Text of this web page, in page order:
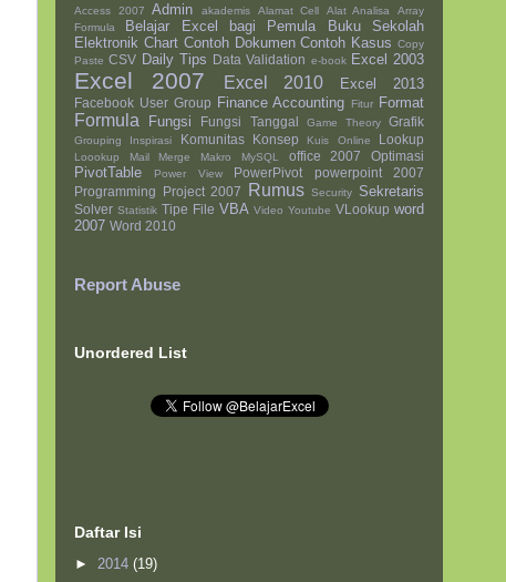
Access 2007 Admin akademis Alamat Cell Alat Analisa
Array
Formula
Belajar Excel bagi Pemula
Buku Sekolah
Elektronik Chart Contoh Dokumen Contoh Kasus Copy
Paste CSV Daily Tips Data Validation e-book Excel 2003
Excel 2007 Excel 2010 Excel 2013
Facebook User Group Finance Accounting Fitur Format
Formula Fungsi Fungsi Tanggal Game Theory Grafik
Grouping Inspirasi Komunitas Konsep Kuis Online Lookup
Loookup Mail Merge Makro MySQL office 2007 Optimasi
PivotTable Power View PowerPivot
powerpoint 2007
Programming
Project 2007 Rumus Security Sekretaris
Solver Statistik Tipe File VBA Video Youtube VLookup word
2007 Word 2010
Report Abuse
Unordered List
Daftar Isi
► 2014 (19)